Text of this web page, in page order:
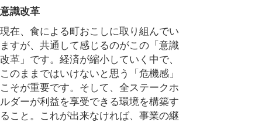
意識改革
現在、食による町おこしに取り組んでい
ますが、共通して感じるのがこの「意識
改革」です。経済が縮小していく中で、
このままではいけないと思う「危機感」
こそが重要です。そして、全ステークホ
ルダーが利益を享受できる環境を構築す
ること。これが出来なければ、事業の継